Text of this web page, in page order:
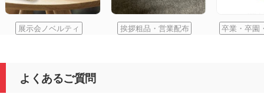
展示会ノベルティ 挨拶粗品・営業配布 卒業・卒園
よくあるご質問